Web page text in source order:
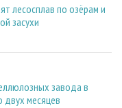
лесосплав по озёрам и
засухи
завода в
месяцев